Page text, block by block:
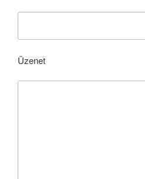
Üzenet